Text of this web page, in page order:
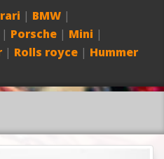
| BMW |
| Porsche | Mini |
| Rolls royce | Hummer